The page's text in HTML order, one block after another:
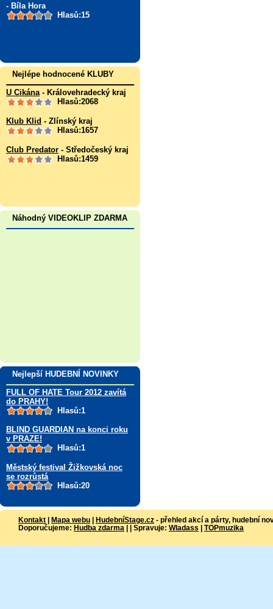
- Bíla Hora
Hlasů:15
Nejlépe hodnocené KLUBY
U Cikána- Královehradecký kraj
Hlasů:2068
Klub Klid - Zlínský kraj
Hlasů:1657
Club Predator - Středočeský kraj
Hlasů:1459
Náhodný VIDEOKLIP ZDARMA
Nejlepší HUDEBNÍ NOVINKY
FULL OF HATE Tour 2012 zavítá
do PRAHY!
Hlasů:1
BLIND GUARDIAN na konci roku
v PRAZE!
Hlasů:1
Městský festival Žižkovská noc
se rozrůstá
Hlasů:20
Kontakt | Mapa webu | HudebníStage.cz - přehled akcí a párty, hudební
Doporučujeme: Hudba zdarma | | Spravuje: Wladass | TOPmuzika